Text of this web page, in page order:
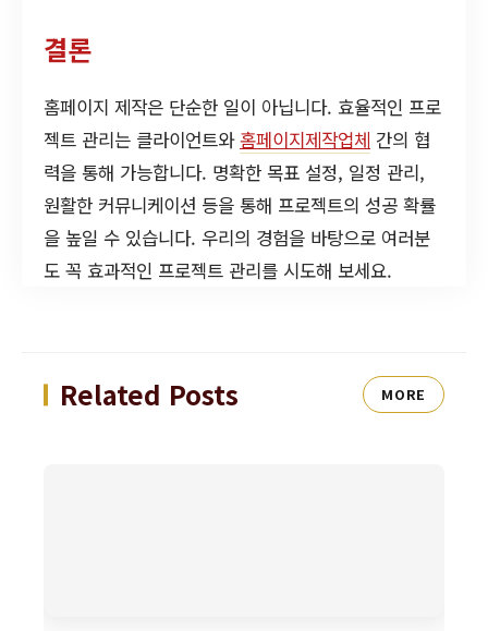
결론
홈페이지 제작은 단순한 일이 아닙니다. 효율적인 프로
젝트 관리는 클라이언트와홈페이지제작업체 간의 협
력을 통해 가능합니다. 명확한 목표 설정, 일정 관리,
원활한 커뮤니케이션 등을 통해 프로젝트의 성공 확률
을 높일 수 있습니다. 우리의 경험을 바탕으로 여러분
도 꼭 효과적인 프로젝트 관리를 시도해 보세요.
Related Posts MORE